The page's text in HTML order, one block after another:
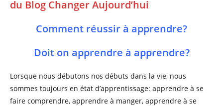
du Blog Changer Aujourd’hui
Comment réussir à apprendre?
Doit on apprendre à apprendre?
Lorsque nous débutons nos débuts dans la vie, nous
sommes toujours en état d’apprentissage: apprendre à se
faire comprendre, apprendre à manger, apprendre à se